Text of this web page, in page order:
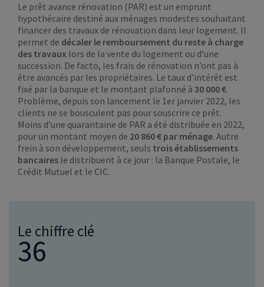
Le prêt avance rénovation (PAR) est un emprunt
hypothécaire destiné aux ménages modestes souhaitant
financer des travaux de rénovation dans leur logement. Il
permet de décaler le remboursement du reste à charge
des travaux lors de la vente du logement ou d’une
succession. De facto, les frais de rénovation n’ont pas à
être avancés par les propriétaires. Le taux d’intérêt est
fixé par la banque et le montant plafonné à 30 000 €.
Problème, depuis son lancement le 1er janvier 2022, les
clients ne se bousculent pas pour souscrire ce prêt.
Moins d’une quarantaine de PAR a été distribuée en 2022,
pour un montant moyen de 20 860 € par ménage. Autre
frein à son développement, seuls trois établissements
bancaires le distribuent à ce jour : la Banque Postale, le
Crédit Mutuel et le CIC.
Le chiffre clé
36